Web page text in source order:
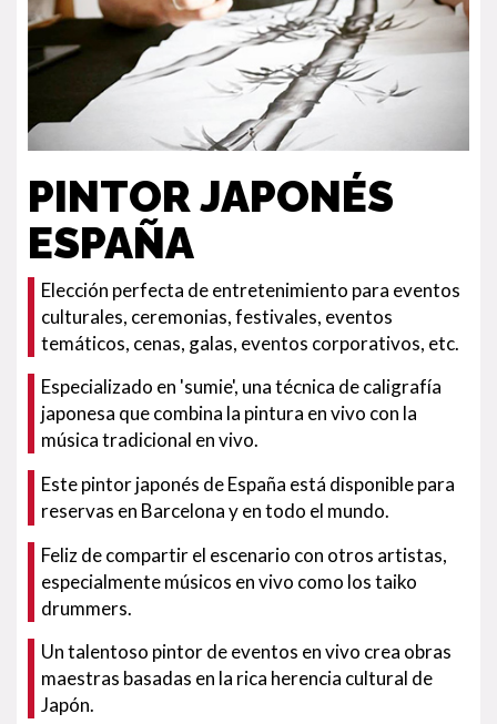
PINTOR JAPONÉS
ESPAÑA
Elección perfecta de entretenimiento para eventos
culturales, ceremonias, festivales, eventos
temáticos, cenas, galas, eventos corporativos, etc.
Especializado en 'sumie', una técnica de caligrafía
japonesa que combina la pintura en vivo con la
música tradicional en vivo.
Este pintor japonés de España está disponible para
reservas en Barcelona y en todo el mundo.
Feliz de compartir el escenario con otros artistas,
especialmente músicos en vivo como los taiko
drummers.
Un talentoso pintor de eventos en vivo crea obras
maestras basadas en la rica herencia cultural de
Japón.